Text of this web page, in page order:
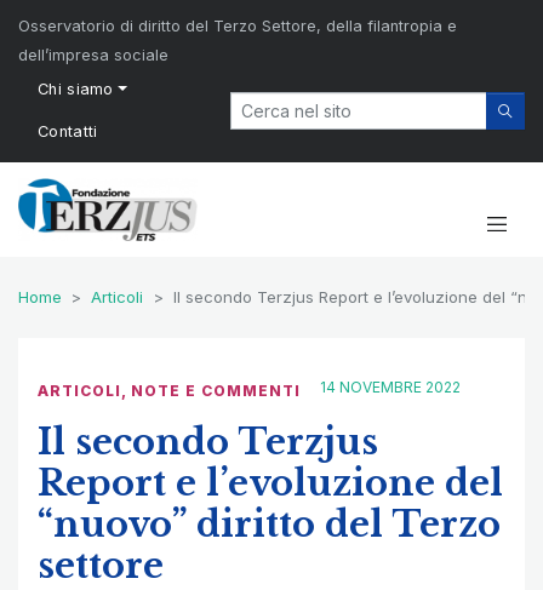
Osservatorio di diritto del Terzo Settore, della filantropia e
dell’impresa sociale
Chi siamo
Contatti
Home Articoli Il secondo Terzjus Report e l’evoluzione del
ARTICOLI , NOTE E COMMENTI 14 NOVEMBRE 2022
Il secondo Terzjus
Report e l’evoluzione del
“nuovo” diritto del Terzo
settore